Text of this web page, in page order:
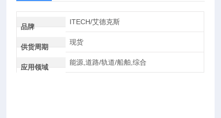
品牌
ITECH/艾德克斯
供货周期
现货
应用领域
能源,道路/轨道/船舶,综合